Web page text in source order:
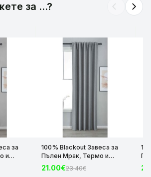
за ...? arrow_back_ios arrow_forward_ios
за
и
100% Blackout Завеса за
Пълен Мрак, Термо и
Шумоизолираща с коланче
цвят Сив, 175х140 и
21.00€23.40€